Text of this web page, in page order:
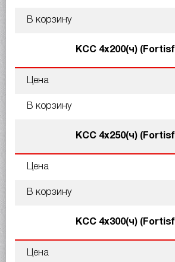
В корзину
КСС 4x200(ч)
Цена
В корзину
КСС 4x250(ч)
Цена
В корзину
КСС 4x300(ч)
Цена